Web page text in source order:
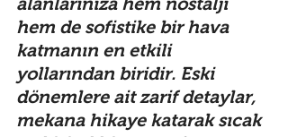
hem de sofistike bir hava
katmanın en etkili
yollarından biridir. Eski
dönemlere ait zarif detaylar,
mekana hikaye katarak sıcak